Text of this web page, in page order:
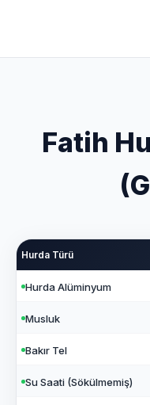
ödeme ve hızlı
Fatih
Hurda Türü
Hurda Alüminyum
Musluk
Bakır Tel
Su Saati (Sökülmemiş)